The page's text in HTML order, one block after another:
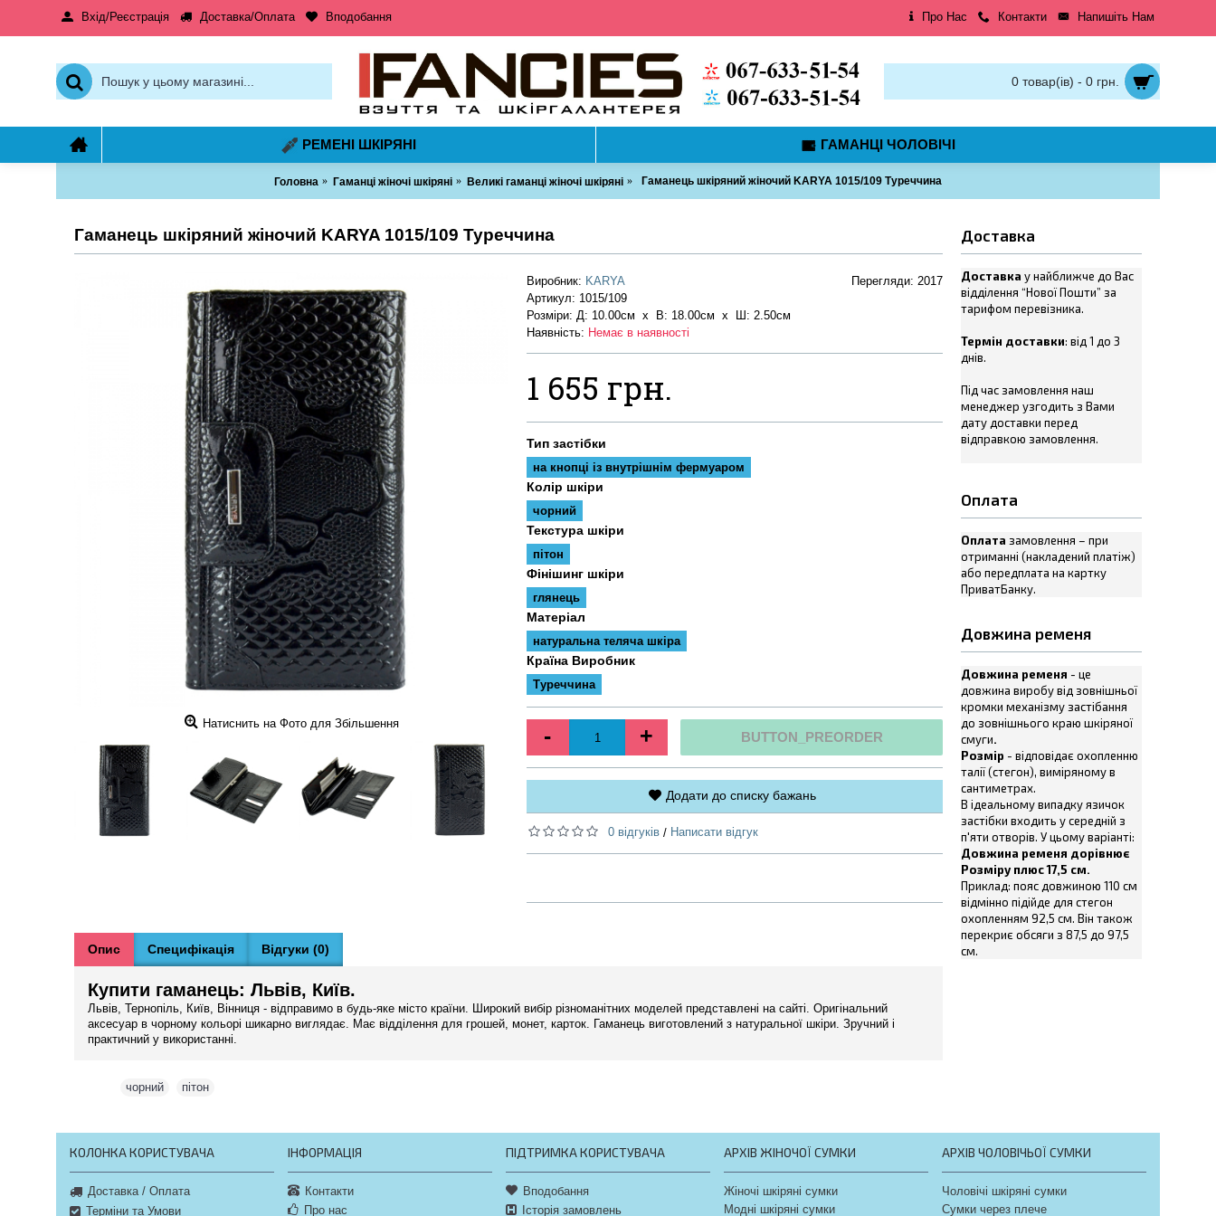
Вхід/Реєстрація Доставка/Оплата Вподобання Про Нас Контакти Напишіть Нам
0 товар(ів) - 0 грн.
РЕМЕНІ ШКІРЯНІ ГАМАНЦІ ЧОЛОВІЧІ
Головна Гаманці жіночі шкіряні Великі гаманці жіночі шкіряні Гаманець шкіряний жіночий KARYA 1015/109 Туреччина
Доставка
Доставка у найближче до Вас
відділення “Нової Пошти” за
тарифом перевізника.
Термін доставки: від 1 до 3
днів.
Під час замовлення наш
менеджер узгодить з Вами
дату доставки перед
відправкою замовлення.
Оплата
Оплата замовлення – при
отриманні (накладений платіж)
або передплата на картку
ПриватБанку.
Довжина ременя
Довжина ременя - це
довжина виробу від зовнішньої
кромки механізму застібання
до зовнішнього краю шкіряної
смуги.
Розмір - відповідає охопленню
талії (стегон), виміряному в
сантиметрах.
В ідеальному випадку язичок
застібки входить у середній з
п'яти отворів. У цьому варіанті:
Довжина ременя дорівнює
Розміру плюс 17,5 см.
Приклад: пояс довжиною 110 см
відмінно підійде для стегон
охопленням 92,5 см. Він також
перекриє обсяги з 87,5 до 97,5
см.
Гаманець шкіряний жіночий KARYA 1015/109 Туреччина
Натиснить на Фото для Збільшення
Перегляди: 2017
Виробник: KARYA
Артикул: 1015/109
Розміри: Д: 10.00см х В: 18.00см x Ш: 2.50см
Наявність: Немає в наявності
1 655 грн.
Тип застібки
на кнопці із внутрішнім фермуаром
Колір шкіри
чорний
Текстура шкіри
пітон
Фінішинг шкіри
глянець
Матеріал
натуральна теляча шкіра
Країна Виробник
Туреччина
- + BUTTON_PREORDER
Додати до списку бажань
0 відгуків / Написати відгук
Опис Специфікація Відгуки (0)
Купити гаманець: Львів, Київ.
Львів, Тернопіль, Київ, Вінниця - відправимо в будь-яке місто країни. Широкий вибір різноманітних моделей представлені на сайті. Оригінальний
аксесуар в чорному кольорі шикарно виглядає. Має відділення для грошей, монет, карток. Гаманець виготовлений з натуральної шкіри. Зручний і
практичний у використанні.
чорний пітон
КОЛОНКА КОРИСТУВАЧА
Доставка / Оплата
Терміни та Умови
ІНФОРМАЦІЯ
Контакти
Про нас
ПІДТРИМКА КОРИСТУВАЧА
Вподобання
Історія замовлень
АРХІВ ЖІНОЧОЇ СУМКИ
Жіночі шкіряні сумки
Модні шкіряні сумки
АРХІВ ЧОЛОВІЧЬОЇ СУМКИ
Чоловічі шкіряні сумки
Сумки через плече